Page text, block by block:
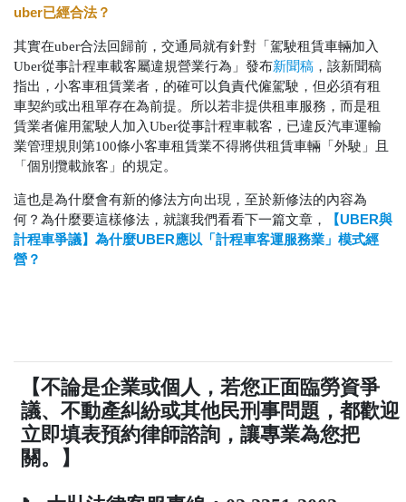
uber已經合法？
其實在uber合法回歸前，交通局就有針對「駕駛租賃車輛加入
Uber從事計程車載客屬違規營業行為」發布新聞稿 ，該新聞稿
指出，小客車租賃業者，的確可以負責代僱駕駛，但必須有租
車契約或出租單存在為前提。所以若非提供租車服務，而是租
賃業者僱用駕駛人加入Uber從事計程車載客，已違反汽車運輸
業管理規則第100條小客車租賃業不得將供租賃車輛「外駛」且
「個別攬載旅客」的規定。
這也是為什麼會有新的修法方向出現，至於新修法的內容為
何？為什麼要這樣修法，就讓我們看看下一篇文章，
【UBER與
計程車爭議】為什麼UBER應以「計程車客運服務業」模式經
營？
【不論是企業或個人，若您正面臨勞資爭
議、不動產糾紛或其他民刑事問題，都歡迎
立即填表預約律師諮詢，讓專業為您把
關。】